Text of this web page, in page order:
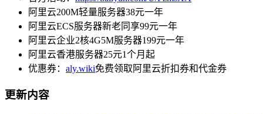
阿里云200M轻量服务器38元一年
阿里云ECS服务器新老同享99元一年
阿里云企业2核4G5M服务器199元一年
阿里云香港服务器25元1个月起
优惠券： aly.wiki免费领取阿里云折扣券和代金券
更新内容